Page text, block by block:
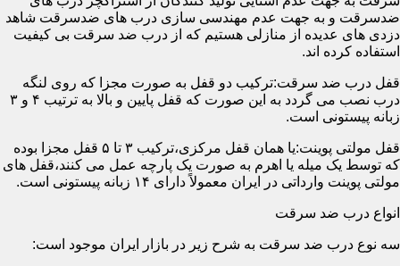
ضدسرقت و به جهت عدم مهندسی سازی درب های ضدسرقت شاهد
دزدی های عدیده از منازلی هستیم که از درب ضد سرقت بی کیفیت
استفاده کرده اند.
قفل درب ضد سرقت:ترکیب دو قفل به صورت مجزا که روی لنگه
درب نصب می گردد به این صورت که قفل پایین و بالا به ترتیب ۴ و ۳
زبانه پیستونی است.
قفل مولتی پوینت:یا همان قفل مرکزی،ترکیب ۳ تا ۵ قفل مجزا بوده
که توسط یک میله یا اهرم به صورت یک پارچه عمل می کنند،قفل های
مولتی پوینت وارداتی در ایران معمولاً دارای ۱۴ زبانه پیستونی است.
انواع درب ضد سرقت
سه نوع درب ضد سرقت به شرح زیر در بازار ایران موجود است: